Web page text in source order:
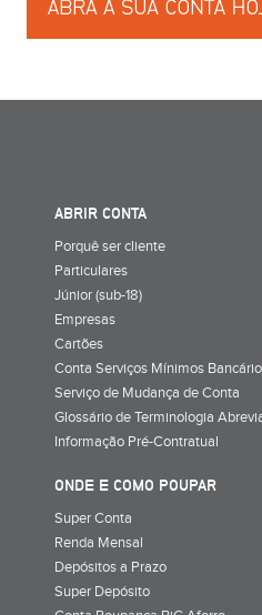
ABRIR CONTA
Porquê ser cliente
Particulares
Júnior (sub-18)
Empresas
Cartões
Conta Serviços Mínimos
Serviço de Mudança de Conta
Glossário de Terminologia
Informação Pré-Contratual
ONDE E COMO POUPAR
Super Conta
Renda Mensal
Depósitos a Prazo
Super Depósito